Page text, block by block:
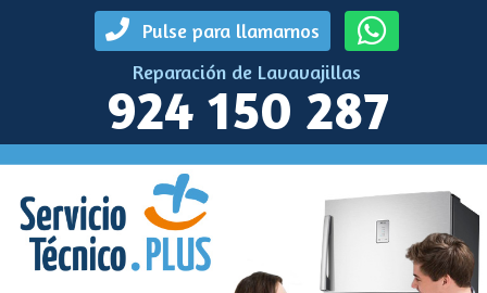
Pulse para llamarnos
Reparación de Lavavajillas
924 150 287